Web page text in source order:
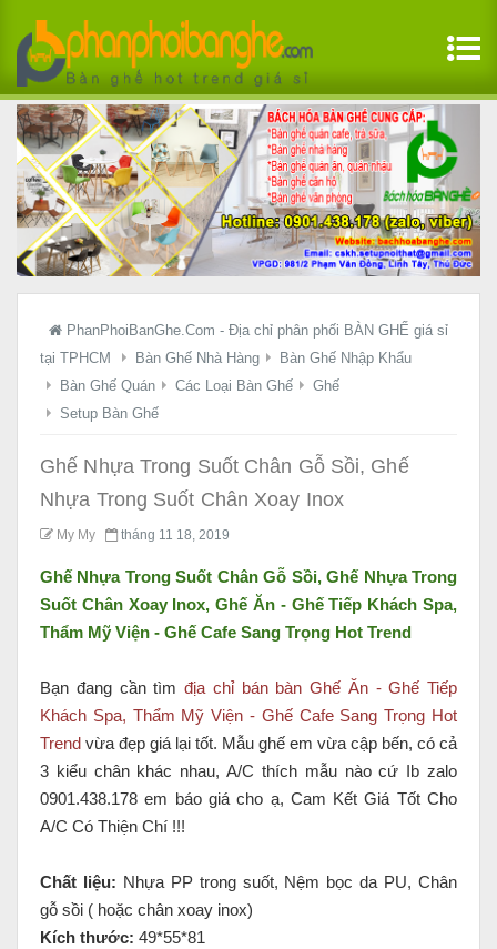
PhanPhoiBanGhe.Com - Địa chỉ phân phối BÀN GHẾ giá sỉ
tại TPHCM
Bàn Ghế Nhà Hàng
Bàn Ghế Nhập Khẩu
Bàn Ghế Quán
Các Loại Bàn Ghế
Ghế
Setup Bàn Ghế
Ghế Nhựa Trong Suốt Chân Gỗ Sồi, Ghế
Nhựa Trong Suốt Chân Xoay Inox
My My tháng 11 18, 2019
Ghế Nhựa Trong Suốt Chân Gỗ Sồi, Ghế Nhựa Trong
Suốt Chân Xoay Inox, Ghế Ăn - Ghế Tiếp Khách Spa,
Thẩm Mỹ Viện - Ghế Cafe Sang Trọng Hot Trend
Bạn đang cần tìm địa chỉ bán bàn Ghế Ăn - Ghế Tiếp
Khách Spa, Thẩm Mỹ Viện - Ghế Cafe Sang Trọng Hot
Trend vừa đẹp giá lại tốt. Mẫu ghế em vừa cập bến, có cả
3 kiểu chân khác nhau, A/C thích mẫu nào cứ Ib zalo
0901.438.178 em báo giá cho ạ, Cam Kết Giá Tốt Cho
A/C Có Thiện Chí !!!
Chất liệu: Nhựa PP trong suốt, Nệm bọc da PU, Chân
gỗ sồi ( hoặc chân xoay inox)
Kích thước: 49*55*81